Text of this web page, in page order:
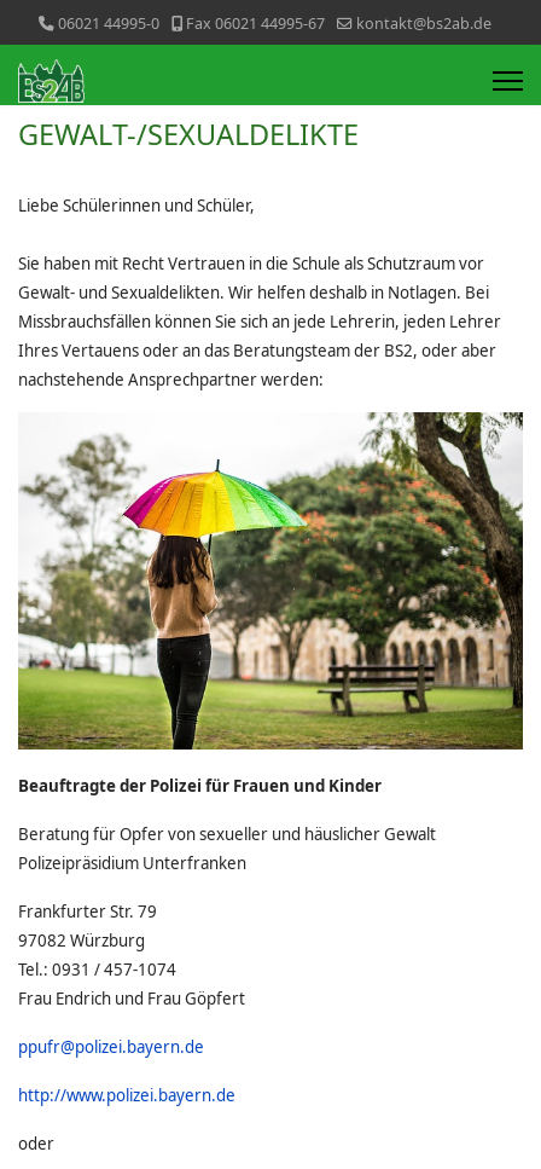
06021 44995-0 Fax 06021 44995-67 kontakt@bs2ab.de
GEWALT-/SEXUALDELIKTE
Liebe Schülerinnen und Schüler,
Sie haben mit Recht Vertrauen in die Schule als Schutzraum vor
Gewalt- und Sexualdelikten. Wir helfen deshalb in Notlagen. Bei
Missbrauchsfällen können Sie sich an jede Lehrerin, jeden Lehrer
Ihres Vertauens oder an das Beratungsteam der BS2, oder aber
nachstehende Ansprechpartner werden:
Beauftragte der Polizei für Frauen und Kinder
Beratung für Opfer von sexueller und häuslicher Gewalt
Polizeipräsidium Unterfranken
Frankfurter Str. 79
97082 Würzburg
Tel.: 0931 / 457-1074
Frau Endrich und Frau Göpfert
ppufr@polizei.bayern.de
http://www.polizei.bayern.de
oder